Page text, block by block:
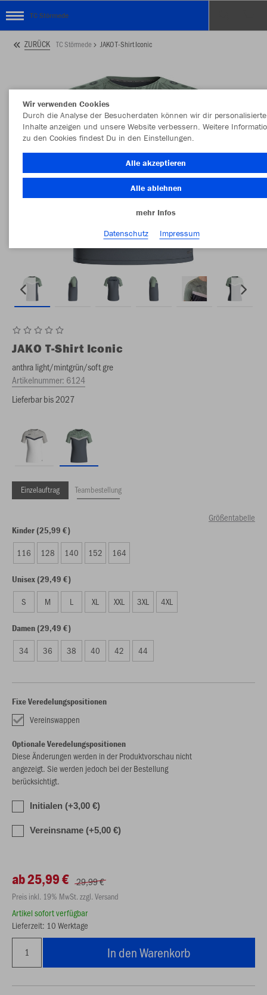
TC Störmede
ZURÜCK TC Störmede JAKO T-Shirt Iconic
JAKO T-Shirt Iconic
anthra light/mintgrün/soft gre
Artikelnummer: 6124
Lieferbar bis 2027
Einzelauftrag Teambestellung
Größentabelle
Kinder (25,99 €)
116 128 140 152 164
Unisex (29,49 €)
S M L XL XXL 3XL 4XL
Damen (29,49 €)
34 36 38 40 42 44
Fixe Veredelungspositionen
Vereinswappen
Optionale Veredelungspositionen
Diese Änderungen werden in der Produktvorschau nicht
angezeigt. Sie werden jedoch bei der Bestellung
berücksichtigt.
Initialen (+3,00 €)
Vereinsname (+5,00 €)
ab 25,99 € 29,99 €
Preis inkl. 19% MwSt. zzgl. Versand
Artikel sofort verfügbar
Lieferzeit: 10 Werktage
In den Warenkorb
Wir verwenden Cookies
Durch die Analyse der Besucherdaten können wir dir personalisierte
Inhalte anzeigen und unsere Website verbessern. Weitere
zu den Cookies findest Du in den Einstellungen.
Alle akzeptieren
Alle ablehnen
mehr Infos
Datenschutz
Impressum